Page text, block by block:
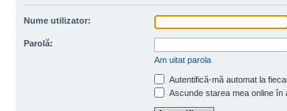
Nume utilizator:
Parolă:
Am uitat parola
Autentifică-mă automat la
Ascunde starea mea online în